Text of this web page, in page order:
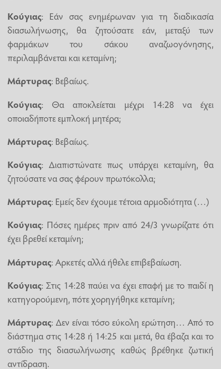
Κούγιας: Εάν σας ενημέρωναν για τη διαδικασία
διασωλήνωσης, θα ζητούσατε εάν, μεταξύ των
φαρμάκων του σάκου αναζωογόνησης,
περιλαμβάνεται και κεταμίνη;
Μάρτυρας: Βεβαίως.
Κούγιας: Θα αποκλείεται μέχρι 14:28 να έχει
οποιαδήποτε εμπλοκή μητέρα;
Μάρτυρας: Βεβαίως.
Κούγιας: Διαπιστώνατε πως υπάρχει κεταμίνη, θα
ζητούσατε να σας φέρουν πρωτόκολλα;
Μάρτυρας: Εμείς δεν έχουμε τέτοια αρμοδιότητα (…)
Κούγιας: Πόσες ημέρες πριν από 24/3 γνωρίζατε ότι
έχει βρεθεί κεταμίνη;
Μάρτυρας: Αρκετές αλλά ήθελε επιβεβαίωση.
Κούγιας: Στις 14:28 παύει να έχει επαφή με το παιδί η
κατηγορούμενη, πότε χορηγήθηκε κεταμίνη;
Μάρτυρας: Δεν είναι τόσο εύκολη ερώτηση… Από το
διάστημα στις 14:28 ή 14:25 και μετά, θα έβαζα και το
στάδιο της διασωλήνωσης καθώς βρέθηκε ζωτική
αντίδραση.